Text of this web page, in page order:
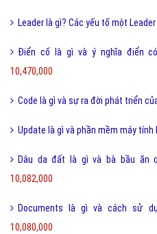
Leader là gì? Các yếu tố một
Điển cố là gì và ý nghĩa điển
10,470,000
Code là gì và sự ra đời phát triển
Update là gì và phần mềm máy tính
Dâu da đất là gì và bà bầu ăn
10,082,000
Documents là gì và cách sử
10,080,000